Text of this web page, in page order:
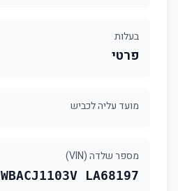
בעלות
פרטי
מועד עליה לכביש
מספר שלדה (VIN)
WBACJ1103V LA68197